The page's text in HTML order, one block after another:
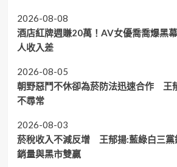
2026-08-08
酒店紅牌週賺20萬！AV女優喬喬爆黑
人收入差
2026-08-05
朝野惡鬥不休卻為菸防法迅速合作 王
不尋常
2026-08-03
菸稅收入不減反增 王郁揚:藍綠白三黨
銷量與黑市雙贏